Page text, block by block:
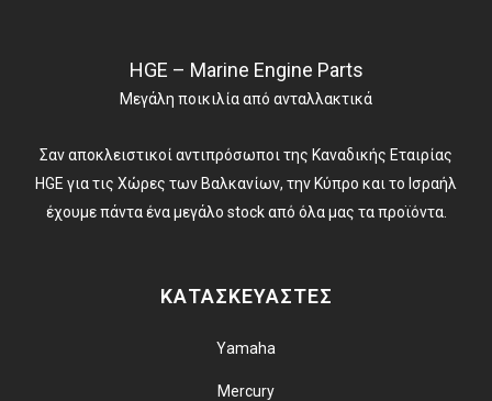
HGE – Marine Engine Parts
Μεγάλη ποικιλία από ανταλλακτικά
Σαν αποκλειστικοί αντιπρόσωποι της Καναδικής Εταιρίας
HGE για τις Χώρες των Βαλκανίων, την Κύπρο και το Ισραήλ
έχουμε πάντα ένα μεγάλο stock από όλα μας τα προϊόντα.
ΚΑΤΑΣΚΕΥΑΣΤΕΣ
Yamaha
Mercury